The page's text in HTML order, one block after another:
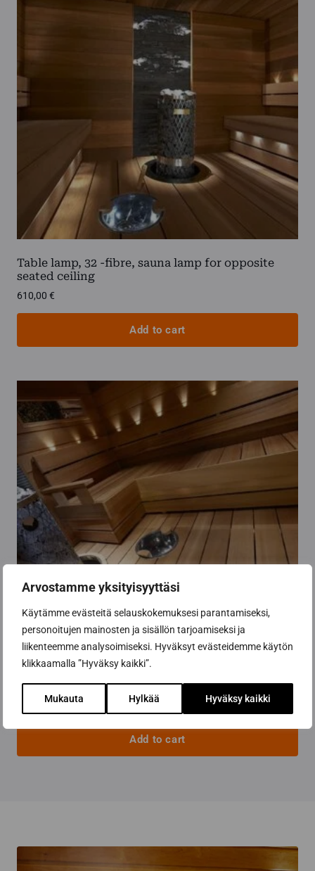
Arvostamme yksityisyyttäsi
Käytämme evästeitä selauskokemuksesi parantamiseksi,
personoitujen mainosten ja sisällön tarjoamiseksi ja
liikenteemme analysoimiseksi. Hyväksyt evästeidemme käytön
klikkaamalla ”Hyväksy kaikki”.
Mukauta Hylkää Hyväksy kaikki
Table lamp, 32 -fibre, sauna lamp for opposite
seated ceiling
610,00 €
Add to cart
Sauna light, fibreglass luminaire, 32+1-fibre
775,00€
Add to cart